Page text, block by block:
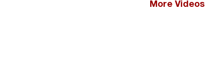
More Videos